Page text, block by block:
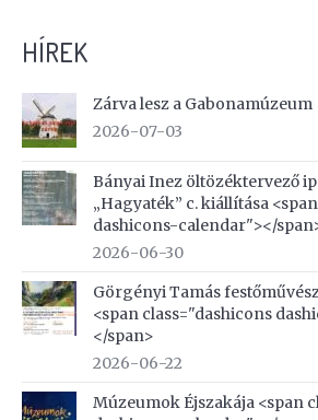
HÍREK
Zárva lesz a Gabonamúzeum
2026-07-03
Bányai Inez öltözéktervező
„Hagyaték” c. kiállítása
dashicons-calendar"></
2026-06-30
Görgényi Tamás
<span class="dashicons
</span>
2026-06-22
Múzeumok Éjszakája <span